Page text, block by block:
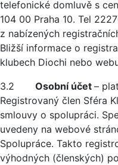
telefonické domluvě s
104 00 Praha 10. Tel
z nabízených
Bližší informace o
klubech Diochi nebo
3.2 Osobní účet –
Registrovaný člen Sféra
smlouvy o spolupráci.
uvedeny na webové
Spolupráce. Takto
výhodných (členských)